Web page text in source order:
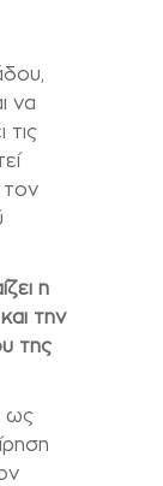
να
τις
η
την
της
ως